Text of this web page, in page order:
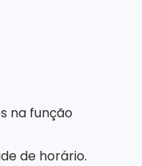
na função
de horário.